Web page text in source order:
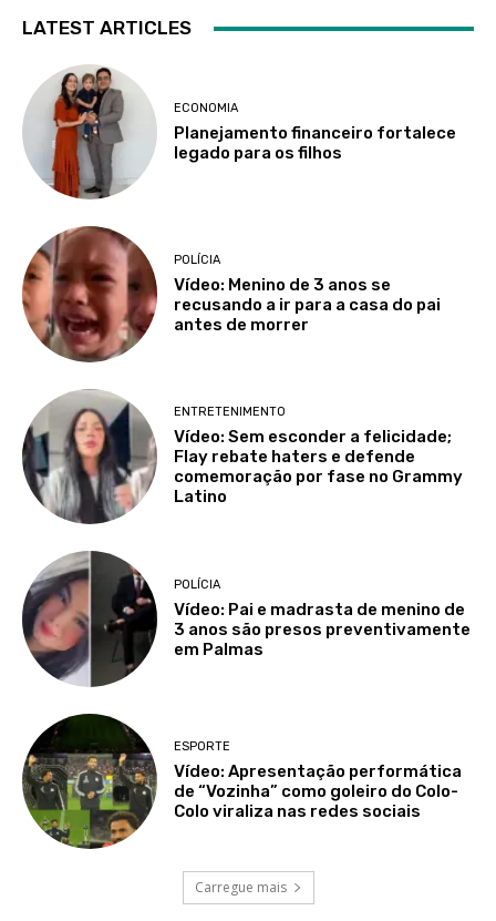
LATEST ARTICLES
ECONOMIA
Planejamento financeiro fortalece
legado para os filhos
POLÍCIA
Vídeo: Menino de 3 anos se
recusando a ir para a casa do pai
antes de morrer
ENTRETENIMENTO
Vídeo: Sem esconder a felicidade;
Flay rebate haters e defende
comemoração por fase no Grammy
Latino
POLÍCIA
Vídeo: Pai e madrasta de menino de
3 anos são presos preventivamente
em Palmas
ESPORTE
Vídeo: Apresentação performática
de “Vozinha” como goleiro do Colo-
Colo viraliza nas redes sociais
Carregue mais